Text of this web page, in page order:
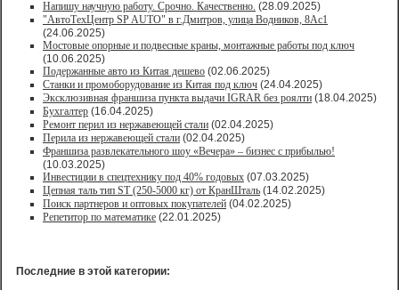
Напишу научную работу. Срочно. Качественно. (28.09.2025)
"АвтоТехЦентр SP AUTO" в г.Дмитров, улица Водников, 8Ас1
(24.06.2025)
Мостовые опорные и подвесные краны, монтажные работы под ключ
(10.06.2025)
Подержанные авто из Китая дешево (02.06.2025)
Станки и промоборудование из Китая под ключ (24.04.2025)
Эксклюзивная франшиза пункта выдачи IGRAR без роялти (18.04.2025)
Бухгалтер (16.04.2025)
Ремонт перил из нержавеющей стали (02.04.2025)
Перила из нержавеющей стали (02.04.2025)
Франшиза развлекательного шоу «Вечера» – бизнес с прибылью!
(10.03.2025)
Инвестиции в спецтехнику под 40% годовых (07.03.2025)
Цепная таль тип ST (250-5000 кг) от КранШталь (14.02.2025)
Поиск партнеров и оптовых покупателей (04.02.2025)
Репетитор по математике (22.01.2025)
Последние в этой категории: